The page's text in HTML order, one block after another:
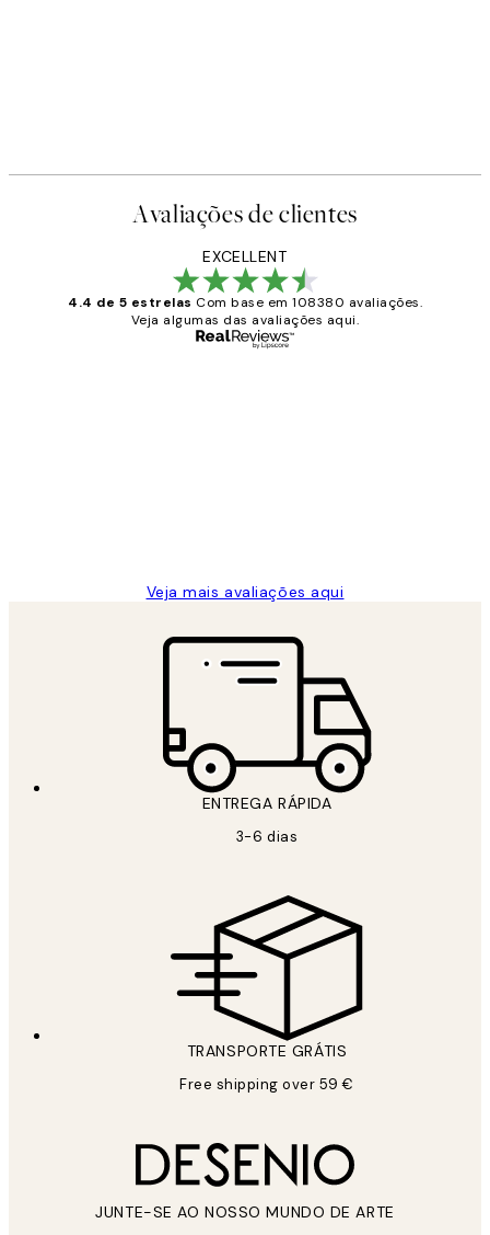
Avaliações de clientes
EXCELLENT
4.4 de 5 estrelas Com base em 108380 avaliações.
Veja algumas das avaliações aqui.
Veja mais avaliações aqui
ENTREGA RÁPIDA
3-6 dias
TRANSPORTE GRÁTIS
Free shipping over 59 €
JUNTE-SE AO NOSSO MUNDO DE ARTE